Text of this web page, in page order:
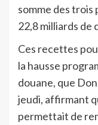
somme des trois
22,8 milliards de
Ces recettes
la hausse
douane, que
jeudi, affirmant
permettait de